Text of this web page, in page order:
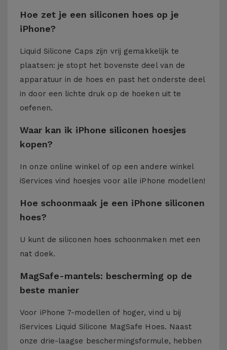
Hoe zet je een siliconen hoes op je
iPhone?
Liquid Silicone Caps zijn vrij gemakkelijk te
plaatsen: je stopt het bovenste deel van de
apparatuur in de hoes en past het onderste deel
in door een lichte druk op de hoeken uit te
oefenen.
Waar kan ik iPhone siliconen hoesjes
kopen?
In onze online winkel of op een andere winkel
iServices vind hoesjes voor alle iPhone modellen!
Hoe schoonmaak je een iPhone siliconen
hoes?
U kunt de siliconen hoes schoonmaken met een
nat doek.
MagSafe-mantels: bescherming op de
beste manier
Voor iPhone 7-modellen of hoger, vind u bij
iServices Liquid Silicone MagSafe Hoes. Naast
onze drie-laagse beschermingsformule, hebben